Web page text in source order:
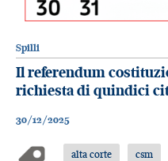
Spilli
Il referendum
richiesta di quindici
30/12/2025
alta corte csm